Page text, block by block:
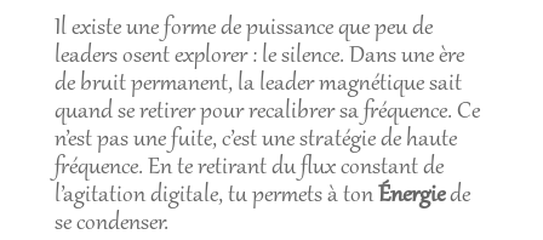
Il existe une forme de puissance que peu de
leaders osent explorer : le silence. Dans une ère
de bruit permanent, la leader magnétique sait
quand se retirer pour recalibrer sa fréquence. Ce
n’est pas une fuite, c’est une stratégie de haute
fréquence. En te retirant du flux constant de
l’agitation digitale, tu permets à tonÉnergiede
se condenser.